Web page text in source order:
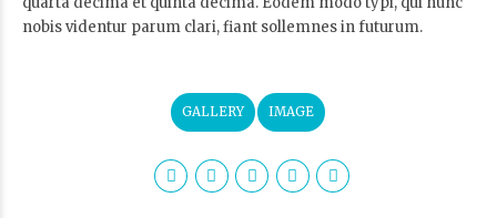
nobis videntur parum clari, fiant sollemnes in futurum.
GALLERY IMAGE